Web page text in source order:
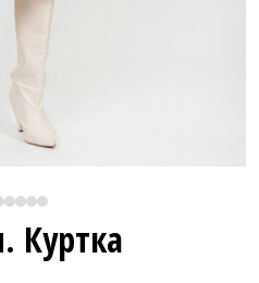
Куртка